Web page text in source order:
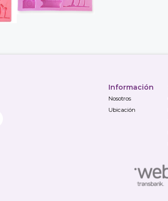
Información
Nosotros
Ubicación